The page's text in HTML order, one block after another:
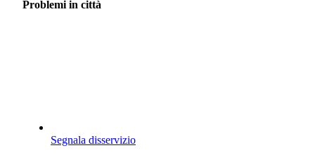
Problemi in città
Segnala disservizio